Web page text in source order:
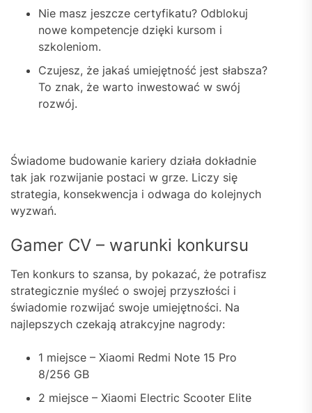
Nie masz jeszcze certyfikatu? Odblokuj
nowe kompetencje dzięki kursom i
szkoleniom.
Czujesz, że jakaś umiejętność jest słabsza?
To znak, że warto inwestować w swój
rozwój.
Świadome budowanie kariery działa dokładnie
tak jak rozwijanie postaci w grze. Liczy się
strategia, konsekwencja i odwaga do kolejnych
wyzwań.
Gamer CV – warunki konkursu
Ten konkurs to szansa, by pokazać, że potrafisz
strategicznie myśleć o swojej przyszłości i
świadomie rozwijać swoje umiejętności. Na
najlepszych czekają atrakcyjne nagrody:
1 miejsce – Xiaomi Redmi Note 15 Pro
8/256 GB
2 miejsce – Xiaomi Electric Scooter Elite